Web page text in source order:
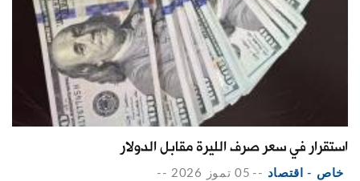
استقرار في سعر صرف الليرة مقابل الدولار
خاص - اقتصاد -- 05 تموز 2026 --